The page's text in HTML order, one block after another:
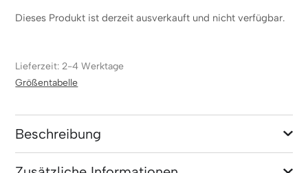
Dieses Produkt ist derzeit ausverkauft und nicht verfügbar.
Lieferzeit: 2-4 Werktage
Größentabelle
Beschreibung